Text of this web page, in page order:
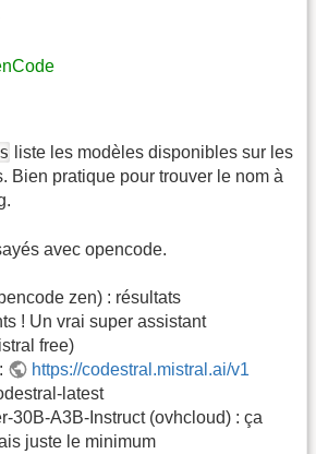
liste les modèles disponibles sur les
Bien pratique pour trouver le nom à
avec opencode.
zen) : résultats
! Un vrai super assistant
free)
https://codestral.mistral.ai/v1
latest
30B-A3B-Instruct (ovhcloud) : ça
juste le minimum